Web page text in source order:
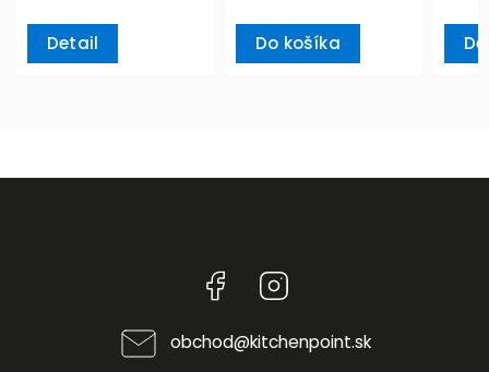
Detail Do košíka
Facebook
obchod@kitchenpoint.sk